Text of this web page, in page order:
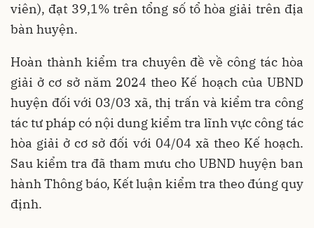
viên), đạt 39,1% trên tổng số tổ hòa giải trên địa
bàn huyện.
Hoàn thành kiểm tra chuyên đề về công tác hòa
giải ở cơ sở năm 2024 theo Kế hoạch của UBND
huyện đối với 03/03 xã, thị trấn và kiểm tra công
tác tư pháp có nội dung kiểm tra lĩnh vực công tác
hòa giải ở cơ sở đối với 04/04 xã theo Kế hoạch.
Sau kiểm tra đã tham mưu cho UBND huyện ban
hành Thông báo, Kết luận kiểm tra theo đúng quy
định.